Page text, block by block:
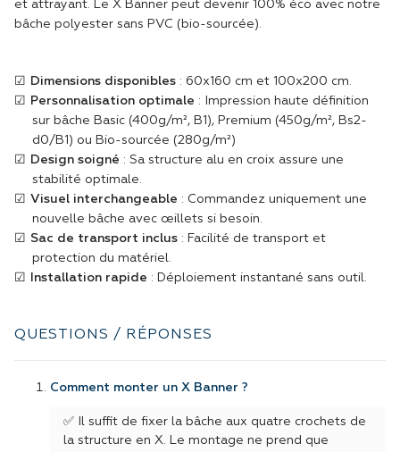
et attrayant. Le X Banner peut devenir 100% éco avec notre
bâche polyester sans PVC (bio-sourcée).
Dimensions disponibles : 60x160 cm et 100x200 cm.
Personnalisation optimale : Impression haute définition
sur bâche Basic (400g/m², B1), Premium (450g/m², Bs2-
d0/B1) ou Bio-sourcée (280g/m²)
Design soigné : Sa structure alu en croix assure une
stabilité optimale.
Visuel interchangeable : Commandez uniquement une
nouvelle bâche avec œillets si besoin.
Sac de transport inclus : Facilité de transport et
protection du matériel.
Installation rapide : Déploiement instantané sans outil.
QUESTIONS / RÉPONSES
Comment monter un X Banner ?
✅ Il suffit de fixer la bâche aux quatre crochets de
la structure en X. Le montage ne prend que